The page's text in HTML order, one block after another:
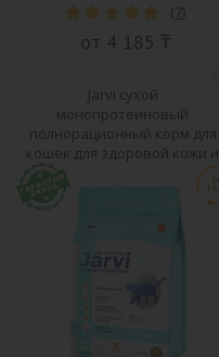
( 7)
от 4 185 ₸
Jarvi сухой
монопротеиновый
полнорационный корм для
кошек для здоровой кожи и